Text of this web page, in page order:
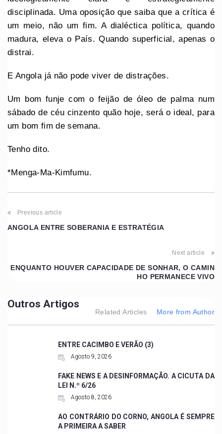
disciplinada. Uma oposição que saiba que a crítica é
um meio, não um fim. A dialéctica política, quando
madura, eleva o País. Quando superficial, apenas o
distrai.
E Angola já não pode viver de distrações.
Um bom funje com o feijão de óleo de palma num
sábado de céu cinzento quão hoje, será o ideal, para
um bom fim de semana.
Tenho dito.
*Menga-Ma-Kimfumu.
Previous article
ANGOLA ENTRE SOBERANIA E ESTRATÉGIA
Next article
ENQUANTO HOUVER CAPACIDADE DE SONHAR, O CAMIN
HO PERMANECE VIVO
Outros Artigos
Related Articles More from Author
ENTRE CACIMBO E VERÃO (3)
Agosto 9, 2026
FAKE NEWS E A DESINFORMAÇÃO. A CICUTA DA
LEI N.º 6/26
Agosto 8, 2026
AO CONTRÁRIO DO CORNO, ANGOLA É SEMPRE
A PRIMEIRA A SABER